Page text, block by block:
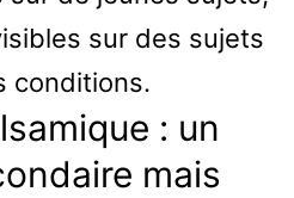
sur des sujets
conditions.
: un
mais